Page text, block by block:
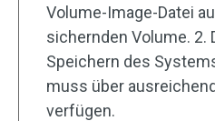
Volume-Image-Datei
sichernden Volume. 2.
Speichern des
muss über
verfügen.